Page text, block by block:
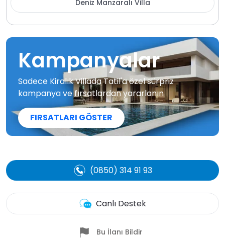
Deniz Manzaralı Villa
Kampanyalar
Sadece Kiralık Villada Tatil'a özel sürpriz
kampanya ve fırsatlardan yararlanın
FIRSATLARI GÖSTER
(0850) 314 91 93
Canlı Destek
Bu İlanı Bildir